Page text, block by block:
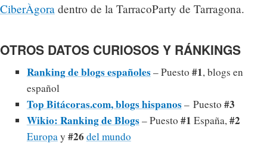
CiberÀgora dentro de la TarracoParty de Tarragona.
OTROS DATOS CURIOSOS Y RÁNKINGS
Ranking de blogs españoles– Puesto #1, blogs en
español
Top Bitácoras.com, blogs hispanos– Puesto #3
Wikio: Ranking de Blogs– Puesto #1 España,#2
Europay #26del mundo